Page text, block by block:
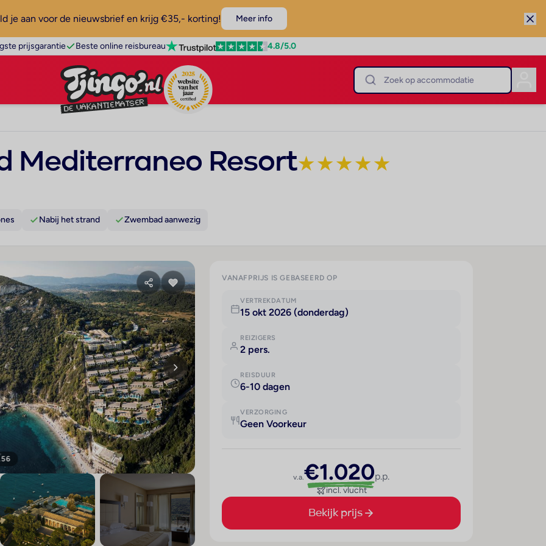
je aan voor de nieuwsbrief en krijg €35,- korting! Meer info
prijsgarantie Beste online reisbureau 4.8/5.0
Mediterraneo Resort★★★★★
Nabij het strand Zwembad aanwezig
VANAFPRIJS IS GEBASEERD OP
VERTREKDATUM
15 okt 2026 (donderdag)
REIZIGERS
2 pers.
REISDUUR
6-10 dagen
VERZORGING
Geen Voorkeur
v.a.€1.020p.p.
incl. vlucht
Bekijk prijs